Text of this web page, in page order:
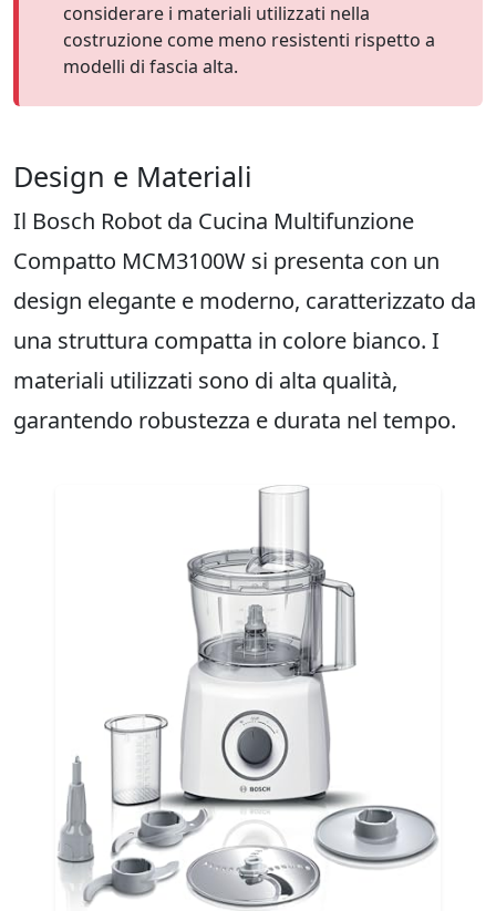
considerare i materiali utilizzati nella
costruzione come meno resistenti rispetto a
modelli di fascia alta.
Design e Materiali
Il Bosch Robot da Cucina Multifunzione
Compatto MCM3100W si presenta con un
design elegante e moderno, caratterizzato da
una struttura compatta in colore bianco. I
materiali utilizzati sono di alta qualità,
garantendo robustezza e durata nel tempo.